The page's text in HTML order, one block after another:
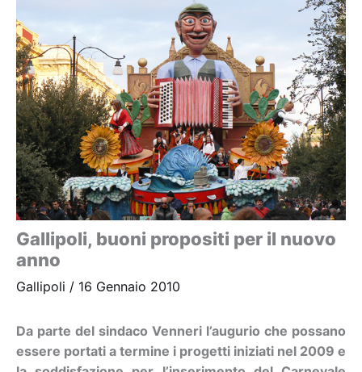
Gallipoli, buoni propositi per il nuovo
anno
Gallipoli / 16 Gennaio 2010
Da parte del sindaco Venneri l’augurio che possano
essere portati a termine i progetti iniziati nel 2009 e